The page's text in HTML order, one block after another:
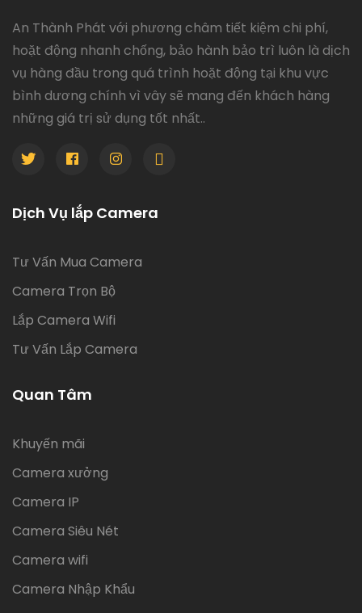
An Thành Phát với phương châm tiết kiệm chi phí,
hoặt động nhanh chống, bảo hành bảo trì luôn là dịch
vụ hàng đầu trong quá trình hoặt động tại khu vực
bình dương chính vì vây sẽ mang đến khách hàng
những giá trị sử dụng tốt nhất..
Dịch Vụ lắp Camera
Tư Vấn Mua Camera
Camera Trọn Bộ
Lắp Camera Wifi
Tư Vấn Lắp Camera
Quan Tâm
Khuyến mãi
Camera xưởng
Camera IP
Camera Siêu Nét
Camera wifi
Camera Nhập Khẩu